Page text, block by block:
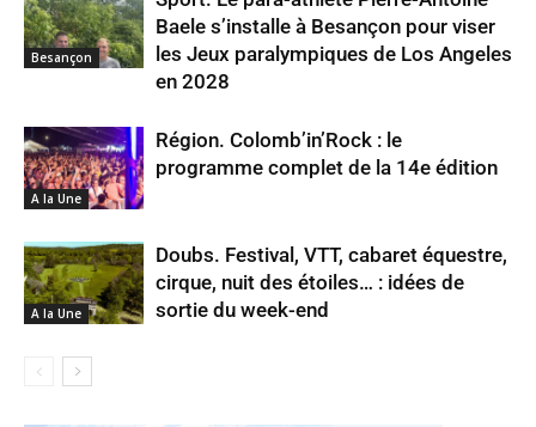
Besançon
Baele s’installe à Besançon pour viser
les Jeux paralympiques de Los Angeles
en 2028
A la Une
Région. Colomb’in’Rock : le
programme complet de la 14e édition
A la Une
Doubs. Festival, VTT, cabaret équestre,
cirque, nuit des étoiles… : idées de
sortie du week-end